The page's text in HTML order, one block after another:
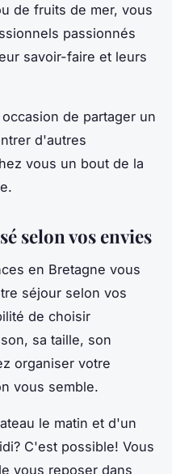
de fruits de mer, vous
passionnés
savoir-faire et leurs
de partager un
d'autres
vous un bout de la
selon vos envies
en Bretagne vous
séjour selon vos
de choisir
sa taille, son
organiser votre
vous semble.
le matin et d'un
C'est possible! Vous
vous reposer dans